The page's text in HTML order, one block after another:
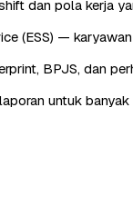
dan pola kerja
(ESS) —
BPJS, dan
untuk